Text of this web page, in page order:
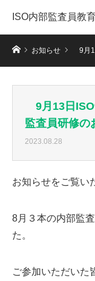
ISO内部監査員教
ホームお知らせ 9月
9月13日
監査員研修の
2023.08.28
お知らせをご覧い
8月３本の内部監
た。
ご参加いただいた